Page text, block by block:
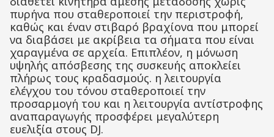
πυρήνα που σταθεροποιεί την περιστροφή,
καθώς και έναν στιβαρό βραχίονα που μπορεί
να διαβάσει με ακρίβεια τα σήματα που είναι
χαραγμένα σε αρχεία. Επιπλέον, η μόνωση
υψηλής απόσβεσης της συσκευής αποκλείει
πλήρως τους κραδασμούς. η λειτουργία
ελέγχου του τόνου σταθεροποιεί την
προσαρμογή του και η λειτουργία αντίστροφης
αναπαραγωγής προσφέρει μεγαλύτερη
ευελιξία στους DJ.